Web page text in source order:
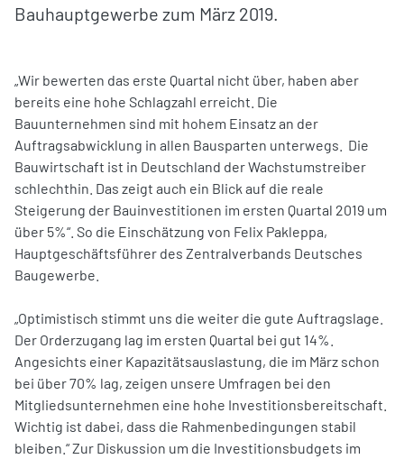
Bauhauptgewerbe zum März 2019.
„Wir bewerten das erste Quartal nicht über, haben aber
bereits eine hohe Schlagzahl erreicht. Die
Bauunternehmen sind mit hohem Einsatz an der
Auftragsabwicklung in allen Bausparten unterwegs. Die
Bauwirtschaft ist in Deutschland der Wachstumstreiber
schlechthin. Das zeigt auch ein Blick auf die reale
Steigerung der Bauinvestitionen im ersten Quartal 2019 um
über 5%“. So die Einschätzung von Felix Pakleppa,
Hauptgeschäftsführer des Zentralverbands Deutsches
Baugewerbe.
„Optimistisch stimmt uns die weiter die gute Auftragslage.
Der Orderzugang lag im ersten Quartal bei gut 14%.
Angesichts einer Kapazitätsauslastung, die im März schon
bei über 70% lag, zeigen unsere Umfragen bei den
Mitgliedsunternehmen eine hohe Investitionsbereitschaft.
Wichtig ist dabei, dass die Rahmenbedingungen stabil
bleiben.“ Zur Diskussion um die Investitionsbudgets im